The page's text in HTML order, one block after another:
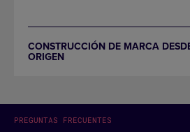
CONSTRUCCIÓN DE MARCA
ORIGEN
PREGUNTAS FRECUENTES